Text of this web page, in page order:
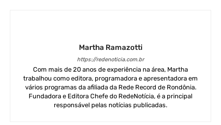
Martha Ramazotti
https://redenoticia.com.br
Com mais de 20 anos de experiência na área, Martha
trabalhou como editora, programadora e apresentadora em
vários programas da afiliada da Rede Record de Rondônia.
Fundadora e Editora Chefe do RedeNotícia, é a principal
responsável pelas notícias publicadas.